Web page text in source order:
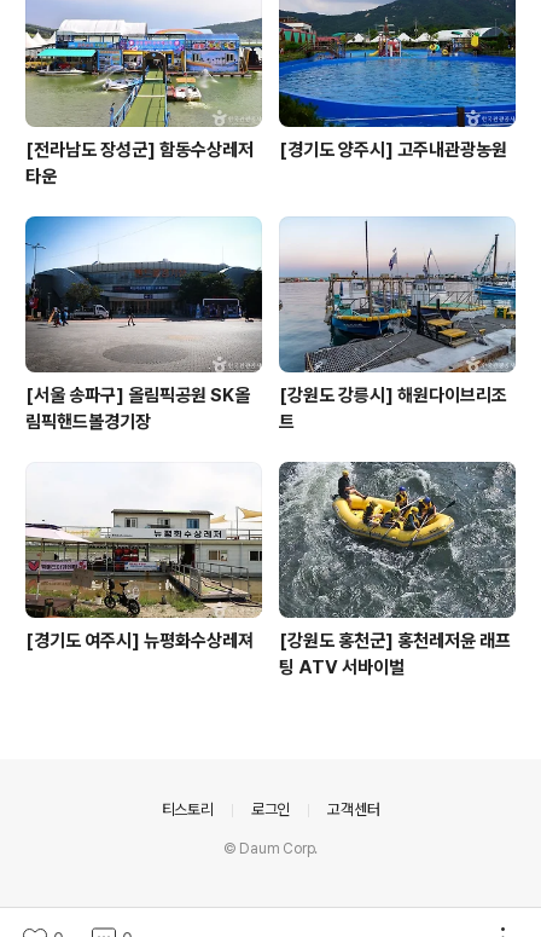
[전라남도 장성군] 함동수상레저
타운
[경기도 양주시] 고주내관광농원
[서울 송파구] 올림픽공원 SK올
림픽핸드볼경기장
[강원도 강릉시] 해원다이브리조
트
[경기도 여주시] 뉴평화수상레져
[강원도 홍천군] 홍천레저윤 래프
팅 ATV 서바이벌
티스토리 로그인 고객센터
© Daum Corp.